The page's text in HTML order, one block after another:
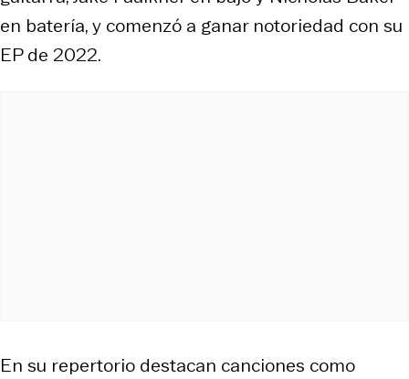
en batería, y comenzó a ganar notoriedad con su
EP de 2022.
En su repertorio destacan canciones como